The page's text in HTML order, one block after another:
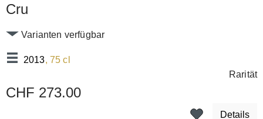
Cru
2013, 75 cl
Varianten verfügbar
Rarität
CHF 273.00
Details